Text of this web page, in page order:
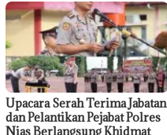
Upacara Serah Terima Jabatan
dan Pelantikan Pejabat Polres
Nias Berlangsung Khidmat